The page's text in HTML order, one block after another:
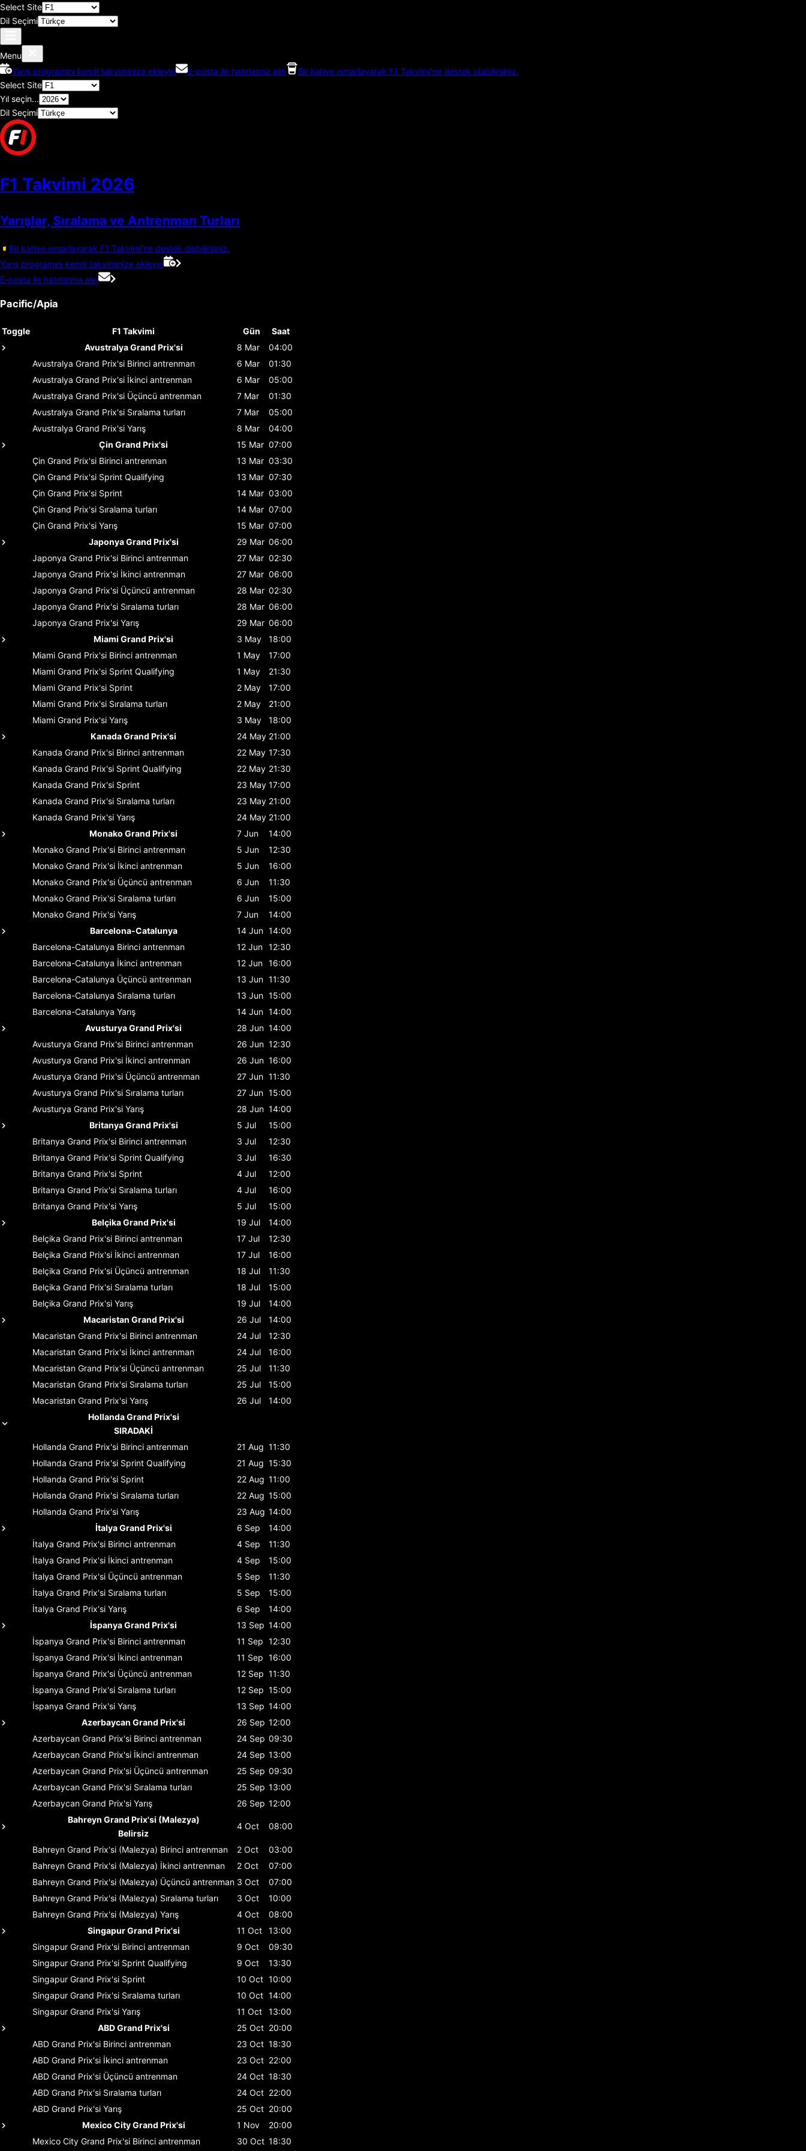
Select Site
Dil Seçimi
Menu
Yarış programını kendi takviminize ekleyin
E-posta ile hatırlatma alın
Bir kahve ısmarlayarak F1 Takvimi'ne destek olabilirsiniz.
Select Site
Yıl seçin...
Dil Seçimi
F1 Takvimi 2026
Yarışlar, Sıralama ve Antrenman Turları
Bir kahve ısmarlayarak F1 Takvimi'ne destek olabilirsiniz.
Yarış programını kendi takviminize ekleyin
E-posta ile hatırlatma alın
Pacific/Apia
Toggle F1 Takvimi Gün
Saat
Avustralya Grand Prix'si
8 Mar
04:00
Avustralya Grand Prix'si Birinci antrenman 6 Mar
01:30
Avustralya Grand Prix'si İkinci antrenman 6 Mar
05:00
Avustralya Grand Prix'si Üçüncü antrenman 7 Mar
01:30
Avustralya Grand Prix'si Sıralama turları 7 Mar
05:00
Avustralya Grand Prix'si Yarış 8 Mar
04:00
Çin Grand Prix'si
15 Mar 07:00
Çin Grand Prix'si Birinci antrenman 13 Mar 03:30
Çin Grand Prix'si Sprint Qualifying 13 Mar 07:30
Çin Grand Prix'si Sprint 14 Mar 03:00
Çin Grand Prix'si Sıralama turları 14 Mar 07:00
Çin Grand Prix'si Yarış 15 Mar 07:00
Japonya Grand Prix'si
29 Mar 06:00
Japonya Grand Prix'si Birinci antrenman 27 Mar 02:30
Japonya Grand Prix'si İkinci antrenman 27 Mar 06:00
Japonya Grand Prix'si Üçüncü antrenman 28 Mar 02:30
Japonya Grand Prix'si Sıralama turları 28 Mar 06:00
Japonya Grand Prix'si Yarış 29 Mar 06:00
Miami Grand Prix'si
3 May
18:00
Miami Grand Prix'si Birinci antrenman 1 May
17:00
Miami Grand Prix'si Sprint Qualifying 1 May
21:30
Miami Grand Prix'si Sprint 2 May
17:00
Miami Grand Prix'si Sıralama turları 2 May
21:00
Miami Grand Prix'si Yarış 3 May
18:00
Kanada Grand Prix'si
24 May 21:00
Kanada Grand Prix'si Birinci antrenman 22 May 17:30
Kanada Grand Prix'si Sprint Qualifying 22 May 21:30
Kanada Grand Prix'si Sprint 23 May 17:00
Kanada Grand Prix'si Sıralama turları 23 May 21:00
Kanada Grand Prix'si Yarış 24 May 21:00
Monako Grand Prix'si
7 Jun
14:00
Monako Grand Prix'si Birinci antrenman 5 Jun
12:30
Monako Grand Prix'si İkinci antrenman 5 Jun
16:00
Monako Grand Prix'si Üçüncü antrenman 6 Jun
11:30
Monako Grand Prix'si Sıralama turları 6 Jun
15:00
Monako Grand Prix'si Yarış 7 Jun
14:00
Barcelona-Catalunya
14 Jun 14:00
Barcelona-Catalunya Birinci antrenman 12 Jun 12:30
Barcelona-Catalunya İkinci antrenman 12 Jun 16:00
Barcelona-Catalunya Üçüncü antrenman 13 Jun 11:30
Barcelona-Catalunya Sıralama turları 13 Jun 15:00
Barcelona-Catalunya Yarış 14 Jun 14:00
Avusturya Grand Prix'si
28 Jun 14:00
Avusturya Grand Prix'si Birinci antrenman 26 Jun 12:30
Avusturya Grand Prix'si İkinci antrenman 26 Jun 16:00
Avusturya Grand Prix'si Üçüncü antrenman 27 Jun 11:30
Avusturya Grand Prix'si Sıralama turları 27 Jun 15:00
Avusturya Grand Prix'si Yarış 28 Jun 14:00
Britanya Grand Prix'si
5 Jul
15:00
Britanya Grand Prix'si Birinci antrenman 3 Jul
12:30
Britanya Grand Prix'si Sprint Qualifying 3 Jul
16:30
Britanya Grand Prix'si Sprint 4 Jul
12:00
Britanya Grand Prix'si Sıralama turları 4 Jul
16:00
Britanya Grand Prix'si Yarış 5 Jul
15:00
Belçika Grand Prix'si
19 Jul
14:00
Belçika Grand Prix'si Birinci antrenman 17 Jul
12:30
Belçika Grand Prix'si İkinci antrenman 17 Jul
16:00
Belçika Grand Prix'si Üçüncü antrenman 18 Jul
11:30
Belçika Grand Prix'si Sıralama turları 18 Jul
15:00
Belçika Grand Prix'si Yarış 19 Jul
14:00
Macaristan Grand Prix'si
26 Jul
14:00
Macaristan Grand Prix'si Birinci antrenman 24 Jul
12:30
Macaristan Grand Prix'si İkinci antrenman 24 Jul
16:00
Macaristan Grand Prix'si Üçüncü antrenman 25 Jul
11:30
Macaristan Grand Prix'si Sıralama turları 25 Jul
15:00
Macaristan Grand Prix'si Yarış 26 Jul
14:00
Hollanda Grand Prix'si
SIRADAKİ
Hollanda Grand Prix'si Birinci antrenman 21 Aug 11:30
Hollanda Grand Prix'si Sprint Qualifying 21 Aug 15:30
Hollanda Grand Prix'si Sprint 22 Aug 11:00
Hollanda Grand Prix'si Sıralama turları 22 Aug 15:00
Hollanda Grand Prix'si Yarış 23 Aug 14:00
İtalya Grand Prix'si
6 Sep
14:00
İtalya Grand Prix'si Birinci antrenman 4 Sep
11:30
İtalya Grand Prix'si İkinci antrenman 4 Sep
15:00
İtalya Grand Prix'si Üçüncü antrenman 5 Sep
11:30
İtalya Grand Prix'si Sıralama turları 5 Sep
15:00
İtalya Grand Prix'si Yarış 6 Sep
14:00
İspanya Grand Prix'si
13 Sep 14:00
İspanya Grand Prix'si Birinci antrenman 11 Sep 12:30
İspanya Grand Prix'si İkinci antrenman 11 Sep 16:00
İspanya Grand Prix'si Üçüncü antrenman 12 Sep 11:30
İspanya Grand Prix'si Sıralama turları 12 Sep 15:00
İspanya Grand Prix'si Yarış 13 Sep 14:00
Azerbaycan Grand Prix'si
26 Sep 12:00
Azerbaycan Grand Prix'si Birinci antrenman 24 Sep 09:30
Azerbaycan Grand Prix'si İkinci antrenman 24 Sep 13:00
Azerbaycan Grand Prix'si Üçüncü antrenman 25 Sep 09:30
Azerbaycan Grand Prix'si Sıralama turları 25 Sep 13:00
Azerbaycan Grand Prix'si Yarış 26 Sep 12:00
Bahreyn Grand Prix'si (Malezya)
Belirsiz
4 Oct 08:00
Bahreyn Grand Prix'si (Malezya) Birinci antrenman 2 Oct
03:00
Bahreyn Grand Prix'si (Malezya) İkinci antrenman 2 Oct
07:00
Bahreyn Grand Prix'si (Malezya) Üçüncü antrenman 3 Oct
07:00
Bahreyn Grand Prix'si (Malezya) Sıralama turları 3 Oct
10:00
Bahreyn Grand Prix'si (Malezya) Yarış 4 Oct
08:00
Singapur Grand Prix'si
11 Oct
13:00
Singapur Grand Prix'si Birinci antrenman 9 Oct
09:30
Singapur Grand Prix'si Sprint Qualifying 9 Oct
13:30
Singapur Grand Prix'si Sprint 10 Oct 10:00
Singapur Grand Prix'si Sıralama turları 10 Oct 14:00
Singapur Grand Prix'si Yarış 11 Oct
13:00
ABD Grand Prix'si
25 Oct 20:00
ABD Grand Prix'si Birinci antrenman 23 Oct 18:30
ABD Grand Prix'si İkinci antrenman 23 Oct 22:00
ABD Grand Prix'si Üçüncü antrenman 24 Oct 18:30
ABD Grand Prix'si Sıralama turları 24 Oct 22:00
ABD Grand Prix'si Yarış 25 Oct 20:00
Mexico City Grand Prix'si
1 Nov
20:00
Mexico City Grand Prix'si Birinci antrenman 30 Oct 18:30